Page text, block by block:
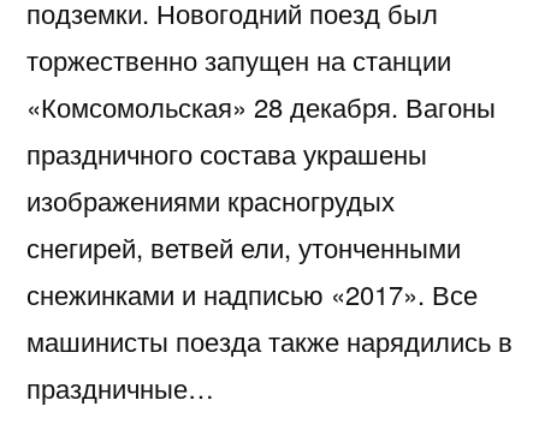
подземки. Новогодний поезд был
торжественно запущен на станции
«Комсомольская» 28 декабря. Вагоны
праздничного состава украшены
изображениями красногрудых
снегирей, ветвей ели, утонченными
снежинками и надписью «2017». Все
машинисты поезда также нарядились в
праздничные…